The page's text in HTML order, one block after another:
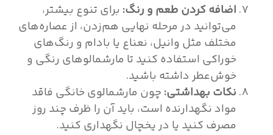
اضافه کردن طعم و رنگ: برای تنوع بیشتر،
می‌توانید در مرحله نهایی هم‌زدن، از عصاره‌های
مختلف مثل وانیل، نعناع یا بادام و رنگ‌های
خوراکی استفاده کنید تا مارشمالوهای رنگی و
خوش‌عطر داشته باشید.
نکات بهداشتی: چون مارشمالوی خانگی فاقد
مواد نگهدارنده است، باید آن را ظرف چند روز
مصرف کنید یا در یخچال نگهداری کنید.